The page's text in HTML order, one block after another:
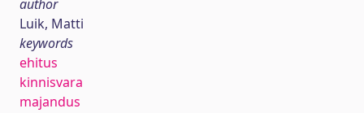
author
Luik, Matti
keywords
ehitus
kinnisvara
majandus